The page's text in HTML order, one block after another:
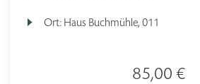
Ort: Haus Buchmühle, 011
85,00 €